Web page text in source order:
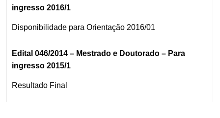
ingresso 2016/1
Disponibilidade para Orientação 2016/01
Edital 046/2014 – Mestrado e Doutorado – Para
ingresso 2015/1
Resultado Final